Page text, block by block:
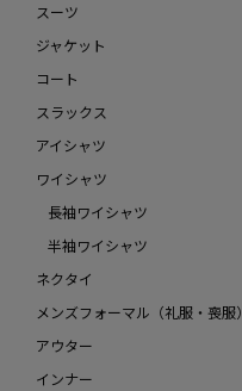
スーツ
ジャケット
コート
スラックス
アイシャツ
ワイシャツ
長袖ワイシャツ
半袖ワイシャツ
ネクタイ
メンズフォーマル（礼服・喪服）
アウター
インナー